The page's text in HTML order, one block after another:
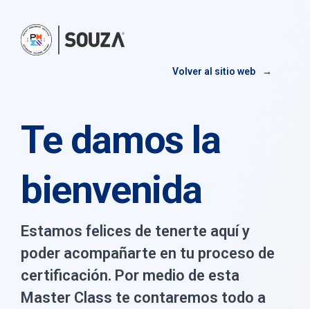
Volver al sitio web
Te damos la
bienvenida
Estamos felices de tenerte aquí y
poder acompañarte en tu proceso de
certificación. Por medio de esta
Master Class te contaremos todo a